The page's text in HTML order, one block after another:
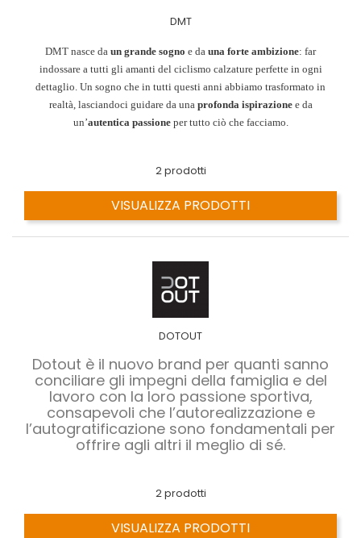
DMT
DMT nasce da un grande sogno e da una forte ambizione: far
indossare a tutti gli amanti del ciclismo calzature perfette in ogni
dettaglio. Un sogno che in tutti questi anni abbiamo trasformato in
realtà, lasciandoci guidare da una profonda ispirazione e da
un’autentica passione per tutto ciò che facciamo.
2 prodotti
VISUALIZZA PRODOTTI
DOTOUT
Dotout è il nuovo brand per quanti sanno
conciliare gli impegni della famiglia e del
lavoro con la loro passione sportiva,
consapevoli che l’autorealizzazione e
l’autogratificazione sono fondamentali per
offrire agli altri il meglio di sé.
2 prodotti
VISUALIZZA PRODOTTI